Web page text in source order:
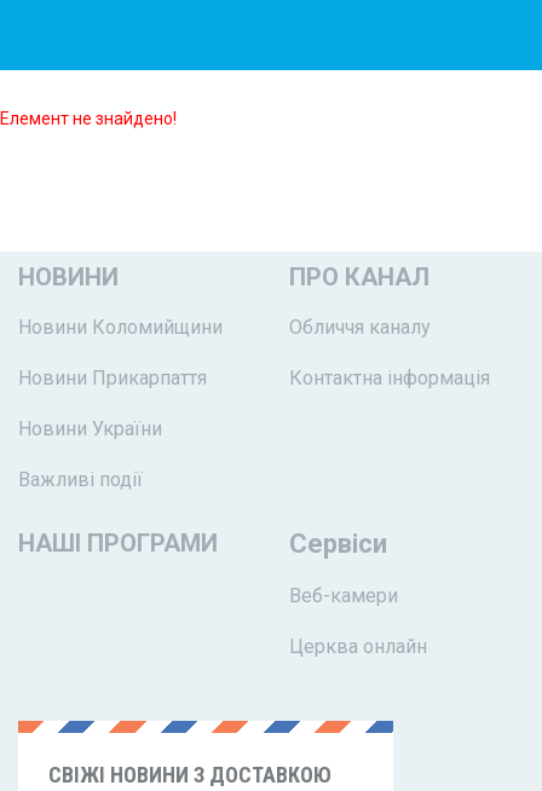
Елемент не знайдено!
НОВИНИ
Новини Коломийщини
Новини Прикарпаття
Новини України
Важливі події
ПРО КАНАЛ
Обличчя каналу
Контактна інформація
НАШІ ПРОГРАМИ Сервіси
Веб-камери
Церква онлайн
СВІЖІ НОВИНИ З ДОСТАВКОЮ